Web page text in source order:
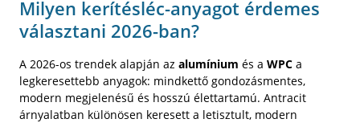
Milyen kerítésléc-anyagot érdemes
választani 2026-ban?
A 2026-os trendek alapján az alumínium és a WPC a
legkeresettebb anyagok: mindkettő gondozásmentes,
modern megjelenésű és hosszú élettartamú. Antracit
árnyalatban különösen keresett a letisztult, modern